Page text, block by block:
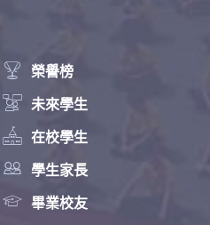
 榮譽榜
 未來學生
 在校學生
 學生家長
 畢業校友